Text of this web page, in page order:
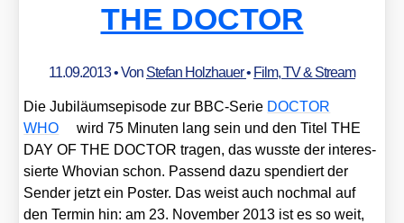
THE DOCTOR
11.09.2013• Von Stefan Holzhauer• Film, TV & Stream
Die Jubi­lä­ums­epi­so­de zur BBC-Serie DOCTOR
WHO
wird 75 Minu­ten lang sein und den Titel THE
DAY OF THE DOCTOR tra­gen, das wuss­te der inter­es­
sier­te Who­vi­an schon. Pas­send dazu spen­diert der
Sen­der jetzt ein Pos­ter. Das weist auch noch­mal auf
den Ter­min hin: am 23. Novem­ber 2013 ist es so weit,